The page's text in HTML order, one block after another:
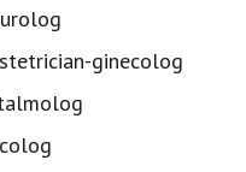
ginecolog